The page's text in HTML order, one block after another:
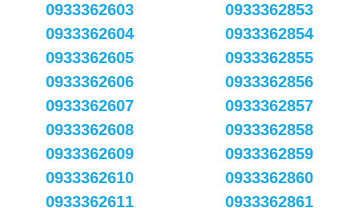
0933362603
0933362604
0933362605
0933362606
0933362607
0933362608
0933362609
0933362610
0933362611
0933362853
0933362854
0933362855
0933362856
0933362857
0933362858
0933362859
0933362860
0933362861